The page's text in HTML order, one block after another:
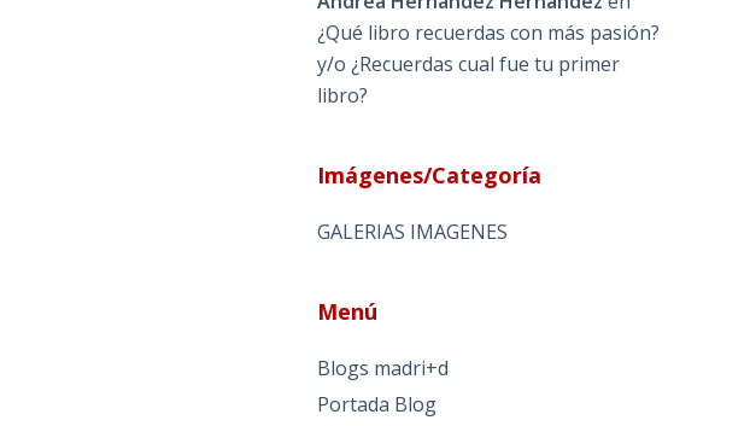
¿Qué libro recuerdas con más pasión?
y/o ¿Recuerdas cual fue tu primer
libro?
Imágenes/Categoría
GALERIAS IMAGENES
Menú
Blogs madri+d
Portada Blog